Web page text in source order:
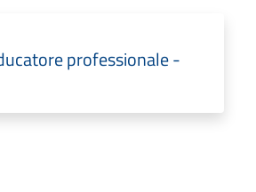
professionale -